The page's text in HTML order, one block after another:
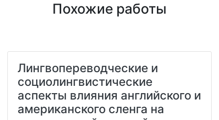
Похожие работы
Лингвопереводческие и
социолингвистические
аспекты влияния английского и
американского сленга на